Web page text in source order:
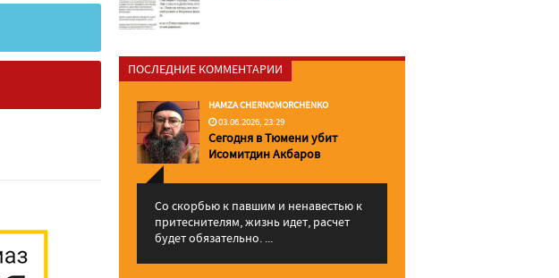
ПОСЛЕДНИЕ КОММЕНТАРИИ
HAMZA CHERNOMORCHENKO
03.06.2026, 23:29
Сегодня в Тюмени убит
Исомитдин Акбаров
Со скорбью к павшим и ненавестью к
притеснителям, жизнь идет, расчет
будет обязательно. ...